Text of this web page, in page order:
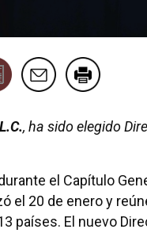
, ha sido elegido
el Capítulo
el 20 de enero y
países. El nuevo